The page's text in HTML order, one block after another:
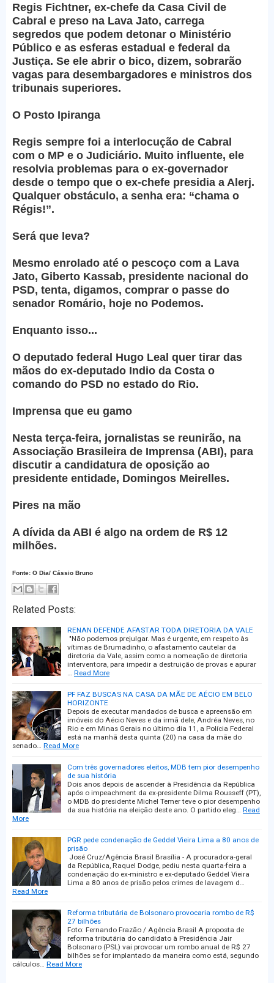
Regis Fichtner, ex-chefe da Casa Civil de
Cabral e preso na Lava Jato, carrega
segredos que podem detonar o Ministério
Público e as esferas estadual e federal da
Justiça. Se ele abrir o bico, dizem, sobrarão
vagas para desembargadores e ministros dos
tribunais superiores.
O Posto Ipiranga
Regis sempre foi a interlocução de Cabral
com o MP e o Judiciário. Muito influente, ele
resolvia problemas para o ex-governador
desde o tempo que o ex-chefe presidia a Alerj.
Qualquer obstáculo, a senha era: “chama o
Régis!”.
Será que leva?
Mesmo enrolado até o pescoço com a Lava
Jato, Giberto Kassab, presidente nacional do
PSD, tenta, digamos, comprar o passe do
senador Romário, hoje no Podemos.
Enquanto isso...
O deputado federal Hugo Leal quer tirar das
mãos do ex-deputado Indio da Costa o
comando do PSD no estado do Rio.
Imprensa que eu gamo
Nesta terça-feira, jornalistas se reunirão, na
Associação Brasileira de Imprensa (ABI), para
discutir a candidatura de oposição ao
presidente entidade, Domingos Meirelles.
Pires na mão
A dívida da ABI é algo na ordem de R$ 12
milhões.
Fonte: O Dia/ Cássio Bruno
Related Posts:
RENAN DEFENDE AFASTAR TODA DIRETORIA DA VALE
"Não podemos prejulgar. Mas é urgente, em respeito às
vítimas de Brumadinho, o afastamento cautelar da
diretoria da Vale, assim como a nomeação de diretoria
interventora, para impedir a destruição de provas e apurar
… Read More
PF FAZ BUSCAS NA CASA DA MÃE DE AÉCIO EM BELO
HORIZONTE
Depois de executar mandados de busca e apreensão em
imóveis do Aécio Neves e da irmã dele, Andréa Neves, no
Rio e em Minas Gerais no último dia 11, a Polícia Federal
está na manhã desta quinta (20) na casa da mãe do
senado… Read More
Com três governadores eleitos, MDB tem pior desempenho
de sua história
Dois anos depois de ascender à Presidência da República
após o impeachment da ex-presidente Dilma Rousseff (PT),
o MDB do presidente Michel Temer teve o pior desempenho
da sua história na eleição deste ano. O partido eleg… Read
More
PGR pede condenação de Geddel Vieira Lima a 80 anos de
prisão
José Cruz/Agência Brasil Brasília - A procuradora-geral
da República, Raquel Dodge, pediu nesta quarta-feira a
condenação do ex-ministro e ex-deputado Geddel Vieira
Lima a 80 anos de prisão pelos crimes de lavagem d…
Read More
Reforma tributária de Bolsonaro provocaria rombo de R$
27 bilhões
Foto: Fernando Frazão / Agência Brasil A proposta de
reforma tributária do candidato à Presidência Jair
Bolsonaro (PSL) vai provocar um rombo anual de R$ 27
bilhões se for implantado da maneira como está, segundo
cálculos… Read More